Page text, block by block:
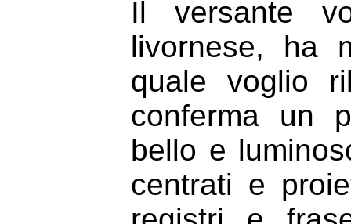
Il versante
livornese, ha
quale voglio
conferma un
bello e
centrati e